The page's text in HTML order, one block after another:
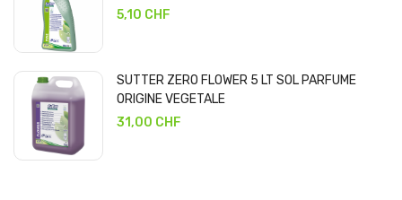
5,10 CHF
SUTTER ZERO FLOWER 5 LT SOL PARFUME
ORIGINE VEGETALE
31,00 CHF